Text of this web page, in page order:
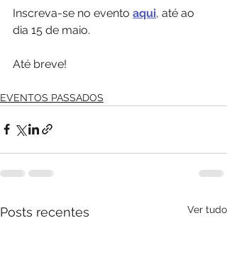
Inscreva-se no evento aqui, até ao
dia 15 de maio.
Até breve!
EVENTOS PASSADOS
Posts recentes Ver tudo